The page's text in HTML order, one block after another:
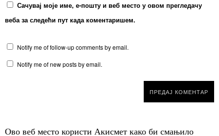
Сачувај моје име, е-пошту и веб место у овом прегледачу
веба за следећи пут када коментаришем.
Notify me of follow-up comments by email.
Notify me of new posts by email.
Ово веб место користи Акисмет како би смањило